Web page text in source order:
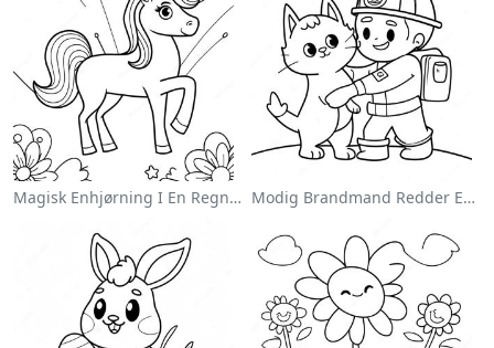
Magisk Enhjørning I En Regnbue Farvelægningsside Modig Brandmand Redder En Kat Farvelægningsside